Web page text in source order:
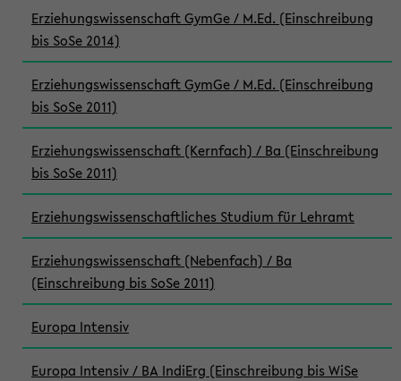
Erziehungswissenschaft GymGe / M.Ed. (Einschreibung
bis SoSe 2014)
Erziehungswissenschaft GymGe / M.Ed. (Einschreibung
bis SoSe 2011)
Erziehungswissenschaft (Kernfach) / Ba (Einschreibung
bis SoSe 2011)
Erziehungswissenschaftliches Studium für Lehramt
Erziehungswissenschaft (Nebenfach) / Ba
(Einschreibung bis SoSe 2011)
Europa Intensiv
Europa Intensiv / BA IndiErg (Einschreibung bis WiSe